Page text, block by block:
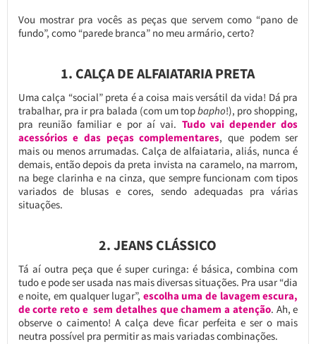
Vou mostrar pra vocês as peças que servem como “pano de
fundo”, como “parede branca” no meu armário, certo?
1. CALÇA DE ALFAIATARIA PRETA
Uma calça “social” preta é a coisa mais versátil da vida! Dá pra
trabalhar, pra ir pra balada (com um topbapho!), pro shopping,
pra reunião familiar e por aí vai. Tudo vai depender dos
acessórios e das peças complementares, que podem ser
mais ou menos arrumadas. Calça de alfaiataria, aliás, nunca é
demais, então depois da preta invista na caramelo, na marrom,
na bege clarinha e na cinza, que sempre funcionam com tipos
variados de blusas e cores, sendo adequadas pra várias
situações.
2. JEANS CLÁSSICO
Tá aí outra peça que é super curinga: é básica, combina com
tudo e pode ser usada nas mais diversas situações. Pra usar “dia
e noite, em qualquer lugar”, escolha uma de lavagem escura,
de corte reto e sem detalhes que chamem a atenção. Ah, e
observe o caimento! A calça deve ficar perfeita e ser o mais
neutra possível pra permitir as mais variadas combinações.